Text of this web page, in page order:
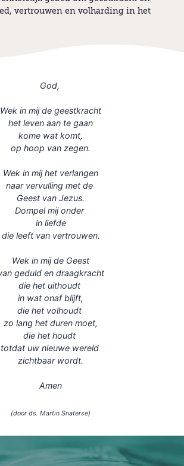
vertrouwen en volharding in het
God,
Wek in mij de geestkracht
het leven aan te gaan
kome wat komt,
op hoop van zegen.
Wek in mij het verlangen
naar vervulling met de
Geest van Jezus.
Dompel mij onder
in liefde
die leeft van vertrouwen.
Wek in mij de Geest
geduld en draagkracht
die het uithoudt
in wat onaf blijft,
die het volhoudt
zo lang het duren moet,
die het houdt
totdat uw nieuwe wereld
zichtbaar wordt.
Amen
(door ds. Martin Snaterse)